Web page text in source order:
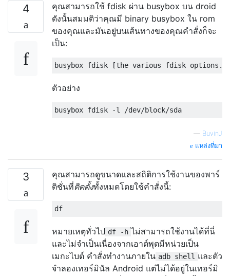
4
คุณสามารถใช้ fdisk ผ่าน busybox บน droid
ดังนั้นสมมติว่าคุณมี binary busybox ใน rom
ของคุณและมันอยู่บนเส้นทางของคุณคำสั่งก็จะ
เป็น:
ตัวอย่าง
— BuvinJ
แหล่งที่มา
3
คุณสามารถดูขนาดและสถิติการใช้งานของพาร์
ติชั่นที่ติดตั้งทั้งหมดโดยใช้คำสั่งนี้:
หมายเหตุทั่วไป df -h ไม่สามารถใช้งานได้ที่นี่
และไม่จำเป็นเนื่องจากเอาต์พุตมีหน่วยเป็น
เมกะไบต์ คำสั่งทำงานภายใน adb shell และตัว
จำลองเทอร์มินัล Android แต่ไม่ได้อยู่ในเทอร์มิ